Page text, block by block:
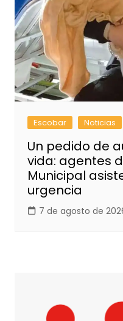
Escobar Noticias
Un pedido de
vida: agentes
Municipal
urgencia
7 de agosto de